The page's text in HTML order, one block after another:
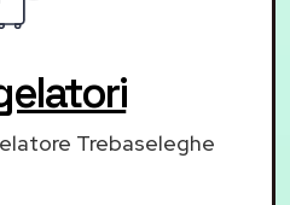
Trebaseleghe